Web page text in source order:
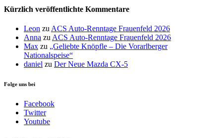
Kürzlich veröffentlichte Kommentare
Leon zu ACS Auto-Renntage Frauenfeld 2026
Anna zu ACS Auto-Renntage Frauenfeld 2026
Max zu „Geliebte Knöpfle – Die Vorarlberger
Nationalspeise“
daniel zu Der Neue Mazda CX-5
Folge uns bei
Facebook
Twitter
Youtube